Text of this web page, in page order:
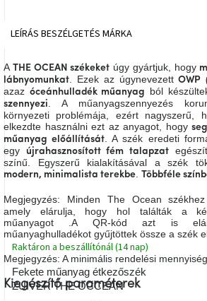
asztalon
A
tűz
mellett
ülve
Színes
belső
tér
Woodman
kedvezményesen
Anyák
napja
Fekete műanyag étkezőszék
ZUIVER THE OCCEAN
Raktáron a beszállítónál (14 nap)
LEÍRÁS BESZÉLGETÉS MÁRKA
A THE OCEAN székeket úgy gyártjuk, hogy
lábnyomunkat. Ezek az úgynevezettOWP
azaz óceánhulladék műanyag ból
szennyezi. A műanyagszennyezés
környezeti problémája, ezért nagyszerű,
elkezdte használni ezt az anyagot, hogy
műanyag előállítását. A szék eredeti
egy újrahasznosított fém talapzat
színű. Egyszerű kialakításával a szék
modern, minimalista terekbe. Többféle
Megjegyzés: Minden The Ocean
amely elárulja, hogy hol találták a
műanyagot .A QR-kód azt is
műanyaghulladékot gyűjtöttek össze a szék
Megjegyzés: A minimális rendelési
Kiegészítő paraméterek